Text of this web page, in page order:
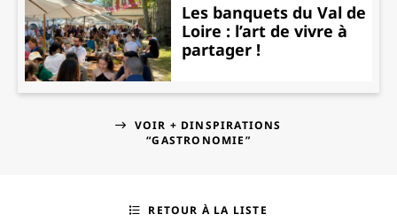
Les banquets du Val de
Loire : l’art de vivre à
partager !
VOIR + DINSPIRATIONS
“GASTRONOMIE”
RETOUR À LA LISTE